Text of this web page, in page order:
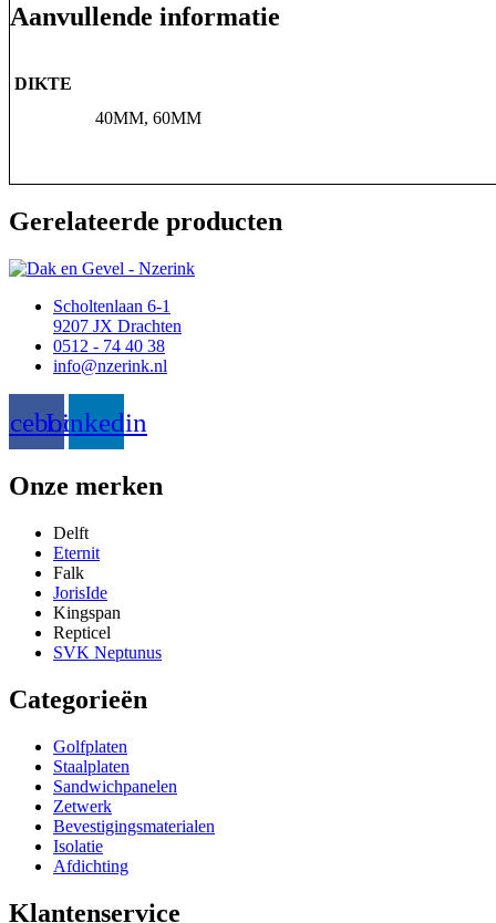
Aanvullende informatie
DIKTE
40MM, 60MM
Gerelateerde producten
Scholtenlaan 6-1
9207 JX Drachten
0512 - 74 40 38
info@nzerink.nl
Linkedin
Onze merken
Delft
Eternit
Falk
JorisIde
Kingspan
Repticel
SVK Neptunus
Categorieën
Golfplaten
Staalplaten
Sandwichpanelen
Zetwerk
Bevestigingsmaterialen
Isolatie
Afdichting
Klantenservice